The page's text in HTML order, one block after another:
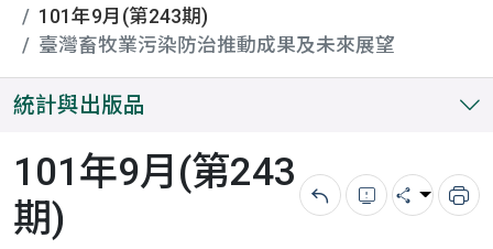
101年9月(第243期)
臺灣畜牧業污染防治推動成果及未來展望
統計與出版品
101年9月(第243
期)
回上一頁錯誤回報
分享 列